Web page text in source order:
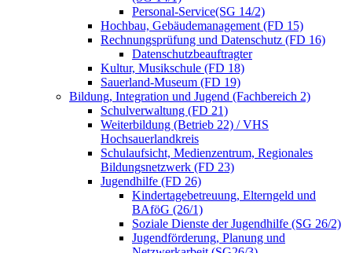
Personal-Service(SG 14/2)
Hochbau, Gebäudemanagement (FD 15)
Rechnungsprüfung und Datenschutz (FD 16)
Datenschutzbeauftragter
Kultur, Musikschule (FD 18)
Sauerland-Museum (FD 19)
Bildung, Integration und Jugend (Fachbereich 2)
Schulverwaltung (FD 21)
Weiterbildung (Betrieb 22) / VHS
Hochsauerlandkreis
Schulaufsicht, Medienzentrum, Regionales
Bildungsnetzwerk (FD 23)
Jugendhilfe (FD 26)
Kindertagebetreuung, Elterngeld und
BAföG (26/1)
Soziale Dienste der Jugendhilfe (SG 26/2)
Jugendförderung, Planung und